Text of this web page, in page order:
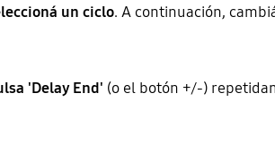
un ciclo. A continuación,
'Delay End' (o el botón +/-)